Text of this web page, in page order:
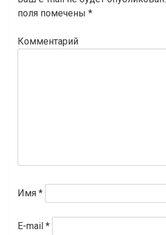
поля помечены *
Комментарий
Имя *
E-mail *